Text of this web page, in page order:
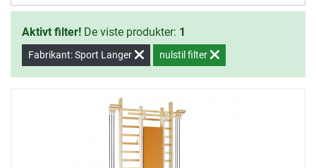
Aktivt filter! De viste produkter: 1
Fabrikant: Sport Langer nulstil filter